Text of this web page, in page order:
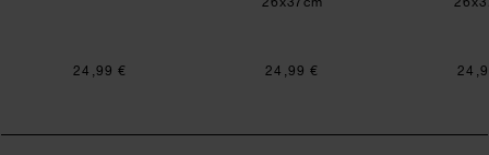
24,99 € 24,99 €